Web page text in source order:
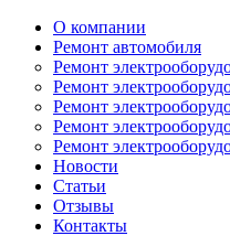
О компании
Ремонт автомобиля
Ремонт
Ремонт
Ремонт
Ремонт
Ремонт
Новости
Статьи
Отзывы
Контакты